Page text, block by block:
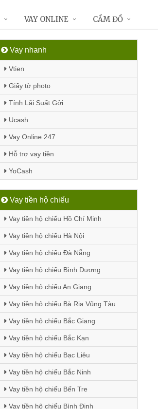
Vay nhanh
Vtien
Giấy tờ photo
Tính Lãi Suất Gởi
Ucash
Vay Online 247
Hỗ trợ vay tiền
YoCash
Vay tiền hộ chiếu
Vay tiền hộ chiếu Hồ Chí Minh
Vay tiền hộ chiếu Hà Nội
Vay tiền hộ chiếu Đà Nẵng
Vay tiền hộ chiếu Bình Dương
Vay tiền hộ chiếu An Giang
Vay tiền hộ chiếu Bà Rịa Vũng Tàu
Vay tiền hộ chiếu Bắc Giang
Vay tiền hộ chiếu Bắc Kạn
Vay tiền hộ chiếu Bạc Liêu
Vay tiền hộ chiếu Bắc Ninh
Vay tiền hộ chiếu Bến Tre
Vay tiền hộ chiếu Bình Định
VAY ONLINE CẦM ĐỒ